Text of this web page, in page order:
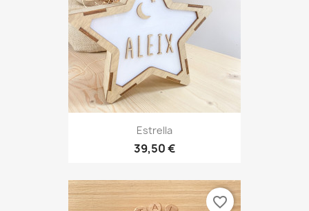
Estrella
39,50 €
favorite_border